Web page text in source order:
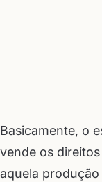
Basicamente, o
vende os
aquela